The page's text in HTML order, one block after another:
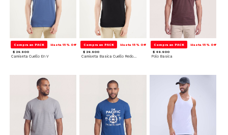
Compra en PACK Hasta 15% Off
$ 29.900
Camiseta Cuello En V
Compra en PACK Hasta 15% Off
$ 29.900
Camiseta Basica Cuello Redondo
Compra en PACK Hasta 15% Off
$ 49.900
Polo Basica